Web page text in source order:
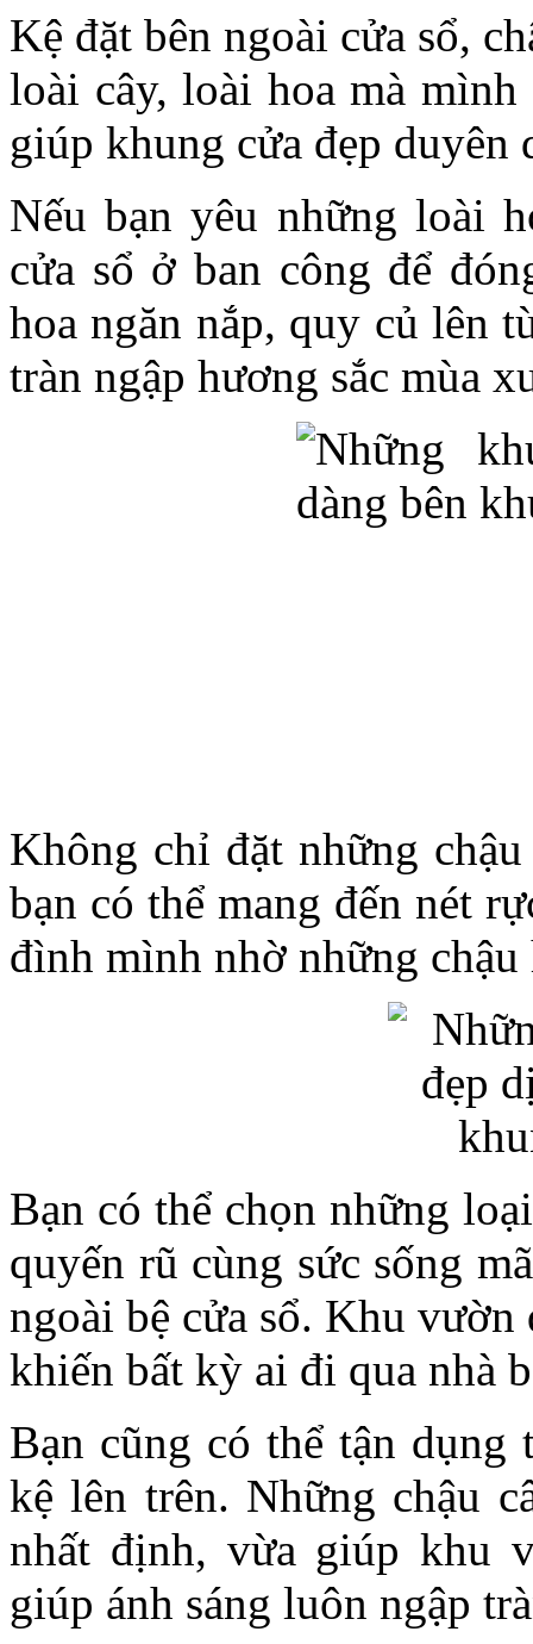
Kệ đặt bên ngoài cửa sổ,
loài cây, loài hoa mà
giúp khung cửa đẹp
Nếu bạn yêu những loài
cửa sổ ở ban công để
hoa ngăn nắp, quy củ lên
tràn ngập hương sắc mùa
Không chỉ đặt những
bạn có thể mang đến nét
đình mình nhờ những
Bạn có thể chọn những
quyến rũ cùng sức sống
ngoài bệ cửa sổ. Khu vườn
khiến bất kỳ ai đi qua nhà
Bạn cũng có thể tận
kệ lên trên. Những chậu
nhất định, vừa giúp khu
giúp ánh sáng luôn ngập